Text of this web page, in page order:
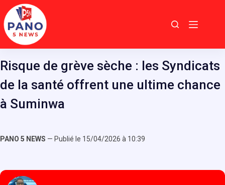
Passer
au
contenu
Risque de grève sèche : les Syndicats
de la santé offrent une ultime chance
à Suminwa
PANO 5 NEWS — Publié le 15/04/2026 à 10:39